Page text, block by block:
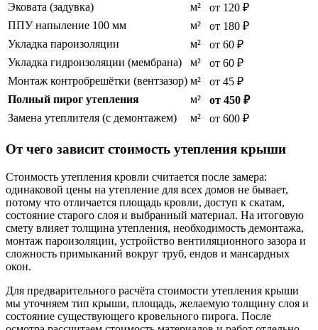
Эковата (задувка)
м²
от 120 ₽
ППУ напыление 100 мм
м²
от 180 ₽
Укладка пароизоляции
м²
от 60 ₽
Укладка гидроизоляции (мембрана)
м²
от 60 ₽
Монтаж контробрешётки (вентзазор) м²
от 45 ₽
Полный пирог утепления
м²
от 450 ₽
Замена утеплителя (с демонтажем)
м² от 600 ₽
От чего зависит стоимость утепления крыши
Стоимость утепления кровли считается после замера:
одинаковой цены на утепление для всех домов не бывает,
потому что отличается площадь кровли, доступ к скатам,
состояние старого слоя и выбранный материал. На итоговую
смету влияет толщина утепления, необходимость демонтажа,
монтаж пароизоляции, устройство вентиляционного зазора и
сложность примыканий вокруг труб, ендов и мансардных
окон.
Для предварительного расчёта стоимости утепления крыши
мы уточняем тип крыши, площадь, желаемую толщину слоя и
состояние существующего кровельного пирога. После